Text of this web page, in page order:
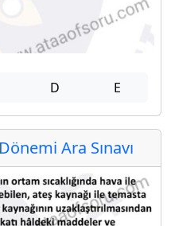
D E
Ara Sınavı